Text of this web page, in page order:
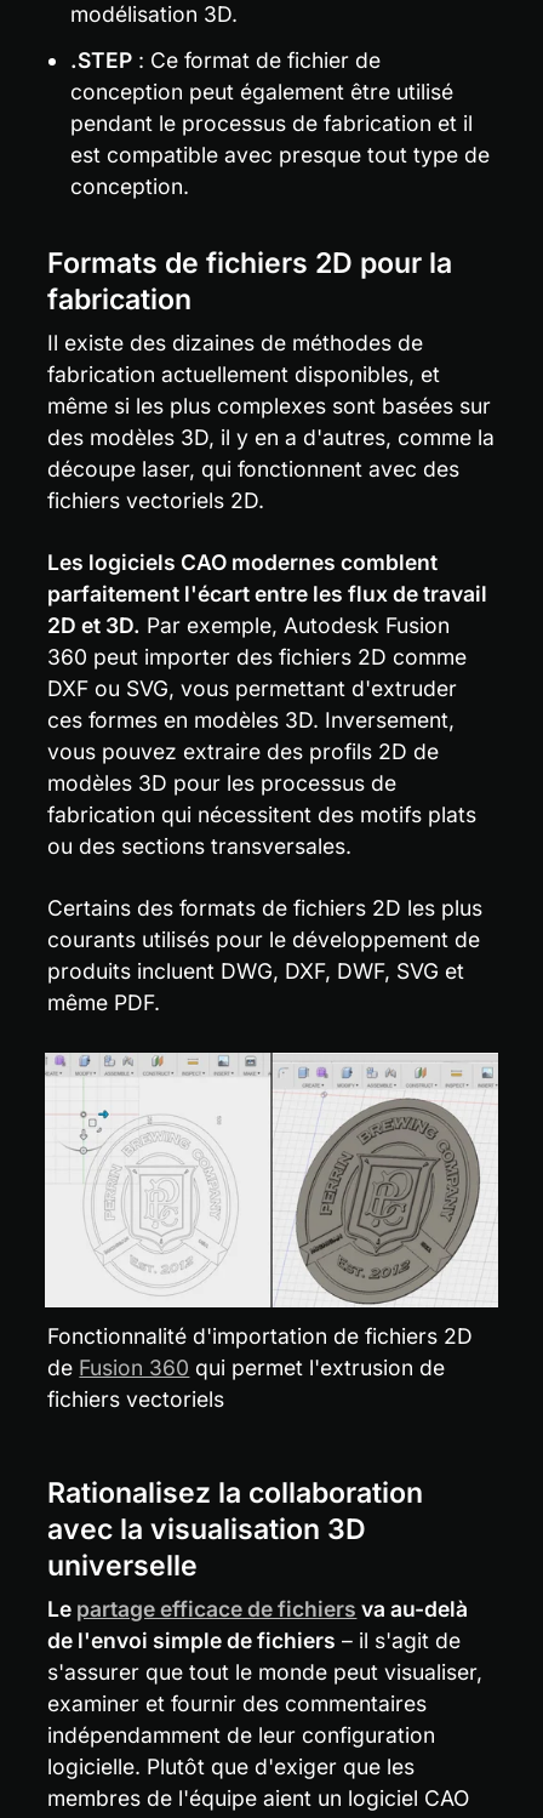
modélisation 3D.
.STEP : Ce format de fichier de
conception peut également être utilisé
pendant le processus de fabrication et il
est compatible avec presque tout type de
conception.
Formats de fichiers 2D pour la
fabrication
Il existe des dizaines de méthodes de
fabrication actuellement disponibles, et
même si les plus complexes sont basées sur
des modèles 3D, il y en a d'autres, comme la
découpe laser, qui fonctionnent avec des
fichiers vectoriels 2D.
Les logiciels CAO modernes comblent
parfaitement l'écart entre les flux de travail
2D et 3D. Par exemple, Autodesk Fusion
360 peut importer des fichiers 2D comme
DXF ou SVG, vous permettant d'extruder
ces formes en modèles 3D. Inversement,
vous pouvez extraire des profils 2D de
modèles 3D pour les processus de
fabrication qui nécessitent des motifs plats
ou des sections transversales.
Certains des formats de fichiers 2D les plus
courants utilisés pour le développement de
produits incluent DWG, DXF, DWF, SVG et
même PDF.
Fonctionnalité d'importation de fichiers 2D
de Fusion 360 qui permet l'extrusion de
fichiers vectoriels
Rationalisez la collaboration
avec la visualisation 3D
universelle
Le partage efficace de fichiers va au-delà
de l'envoi simple de fichiers – il s'agit de
s'assurer que tout le monde peut visualiser,
examiner et fournir des commentaires
indépendamment de leur configuration
logicielle. Plutôt que d'exiger que les
membres de l'équipe aient un logiciel CAO